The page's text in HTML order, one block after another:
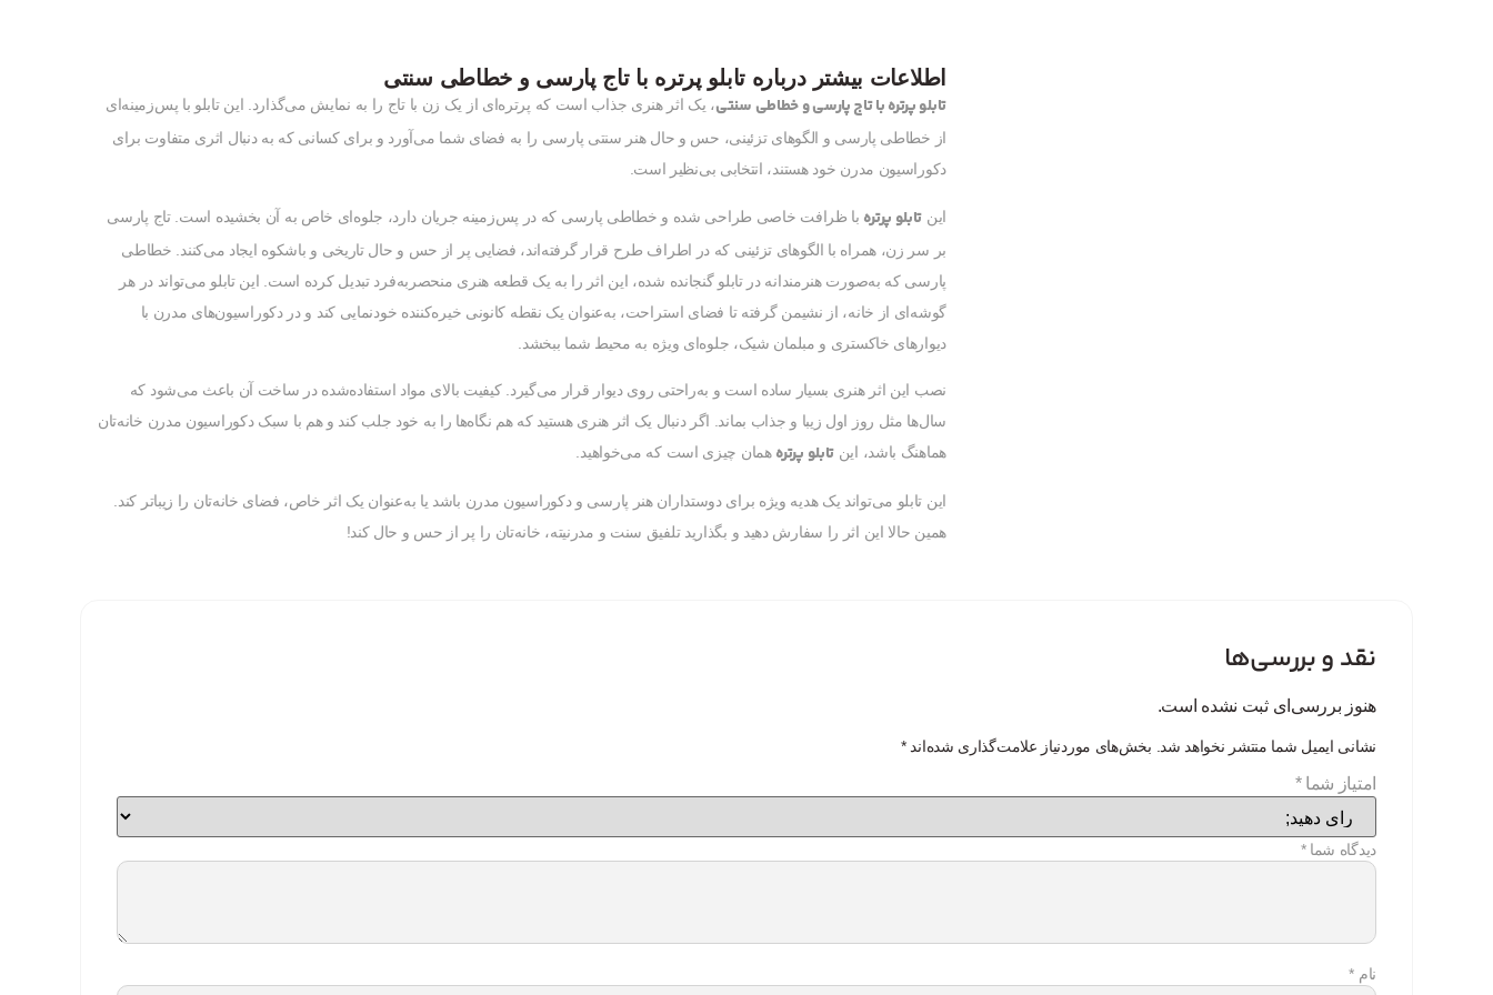
اطلاعات بیشتر درباره تابلو پرتره با تاج پارسی و خطاطی سنتی
تابلو پرتره با تاج پارسی و خطاطی سنتی، یک اثر هنری جذاب است که پرتره‌ای از یک زن با تاج را به نمایش می‌گذارد. این تابلو با پس‌زمینه‌ای
از خطاطی پارسی و الگوهای تزئینی، حس و حال هنر سنتی پارسی را به فضای شما می‌آورد و برای کسانی که به دنبال اثری متفاوت برای
دکوراسیون مدرن خود هستند، انتخابی بی‌نظیر است.
این تابلو پرتره با ظرافت خاصی طراحی شده و خطاطی پارسی که در پس‌زمینه جریان دارد، جلوه‌ای خاص به آن بخشیده است. تاج پارسی
بر سر زن، همراه با الگوهای تزئینی که در اطراف طرح قرار گرفته‌اند، فضایی پر از حس و حال تاریخی و باشکوه ایجاد می‌کنند. خطاطی
پارسی که به‌صورت هنرمندانه در تابلو گنجانده شده، این اثر را به یک قطعه هنری منحصربه‌فرد تبدیل کرده است. این تابلو می‌تواند در هر
گوشه‌ای از خانه، از نشیمن گرفته تا فضای استراحت، به‌عنوان یک نقطه کانونی خیره‌کننده خودنمایی کند و در دکوراسیون‌های مدرن با
دیوارهای خاکستری و مبلمان شیک، جلوه‌ای ویژه به محیط شما ببخشد.
نصب این اثر هنری بسیار ساده است و به‌راحتی روی دیوار قرار می‌گیرد. کیفیت بالای مواد استفاده‌شده در ساخت آن باعث می‌شود که
سال‌ها مثل روز اول زیبا و جذاب بماند. اگر دنبال یک اثر هنری هستید که هم نگاه‌ها را به خود جلب کند و هم با سبک دکوراسیون مدرن خانه‌تان
هماهنگ باشد، این تابلو پرتره همان چیزی است که می‌خواهید.
این تابلو می‌تواند یک هدیه ویژه برای دوستداران هنر پارسی و دکوراسیون مدرن باشد یا به‌عنوان یک اثر خاص، فضای خانه‌تان را زیباتر کند.
همین حالا این اثر را سفارش دهید و بگذارید تلفیق سنت و مدرنیته، خانه‌تان را پر از حس و حال کند!
نقد و بررسی‌ها
هنوز بررسی‌ای ثبت نشده است.
نشانی ایمیل شما منتشر نخواهد شد. بخش‌های موردنیاز علامت‌گذاری شده‌اند*
امتیاز شما*
دیدگاه شما*
نام *